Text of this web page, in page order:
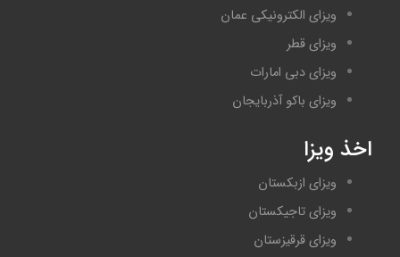
ویزای الکترونیکی عمان
ویزای قطر
ویزای دبی امارات
ویزای باکو آذربایجان
اخذ ویزا
ویزای ازبکستان
ویزای تاجیکستان
ویزای قرقیزستان